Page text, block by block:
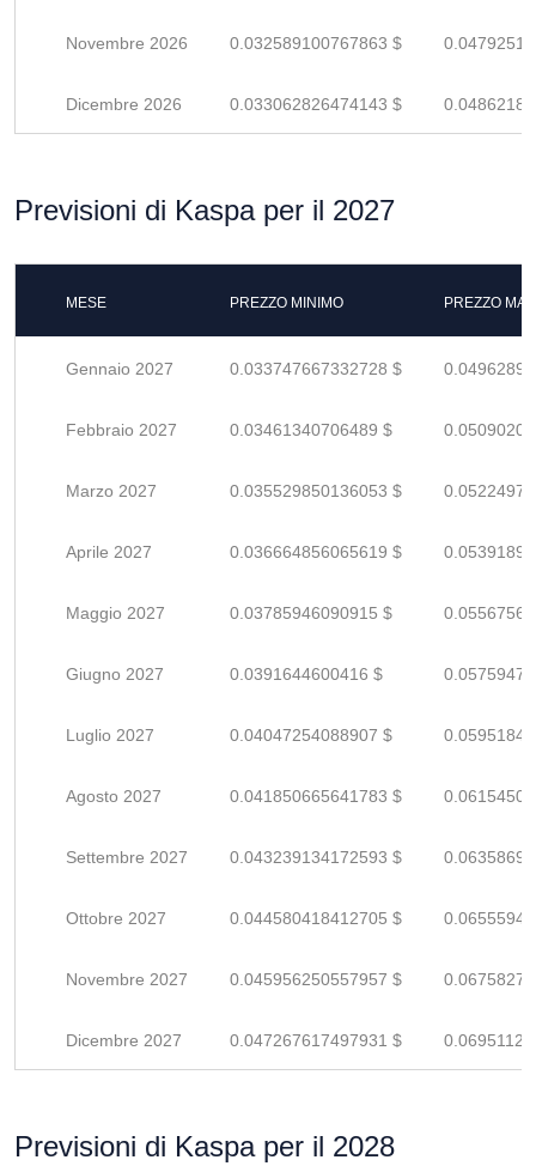
Novembre 2026 0.032589100767863 $
Dicembre 2026 0.033062826474143 $
Previsioni di Kaspa per il 2027
MESE PREZZO MINIMO PREZZO
Gennaio 2027 0.033747667332728 $
Febbraio 2027 0.03461340706489 $
Marzo 2027 0.035529850136053 $
Aprile 2027 0.036664856065619 $
Maggio 2027 0.03785946090915 $
Giugno 2027 0.0391644600416 $
Luglio 2027 0.04047254088907 $
Agosto 2027 0.041850665641783 $
Settembre 2027 0.043239134172593 $
Ottobre 2027 0.044580418412705 $
Novembre 2027 0.045956250557957 $
Dicembre 2027 0.047267617497931 $
Previsioni di Kaspa per il 2028